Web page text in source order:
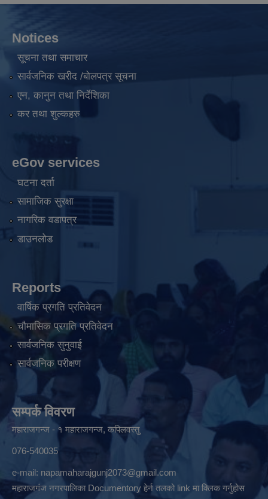
Notices
सूचना तथा समाचार
सार्वजनिक खरीद /बोलपत्र सूचना
एन, कानुन तथा निर्देशिका
कर तथा शुल्कहरु
eGov services
घटना दर्ता
सामाजिक सुरक्षा
नागरिक वडापत्र
डाउनलोड
Reports
वार्षिक प्रगति प्रतिवेदन
चौमासिक प्रगति प्रतिवेदन
सार्वजनिक सुनुवाई
सार्वजनिक परीक्षण
सम्पर्क विवरण
महाराजगन्ज - १ महाराजगन्ज, कपिलवस्तु
076-540035
e-mail: napamaharajgunj2073@gmail.com
महाराजगंज नगरपालिका Documentory हेर्न तलको link मा क्लिक गर्नुहोस